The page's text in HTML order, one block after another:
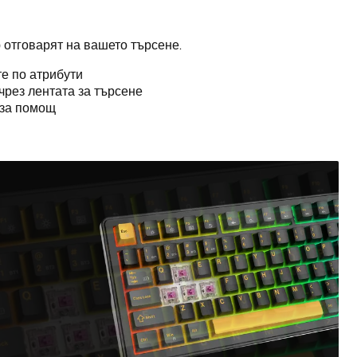
на вашето търсене.
по атрибути
лентата за търсене
за помощ